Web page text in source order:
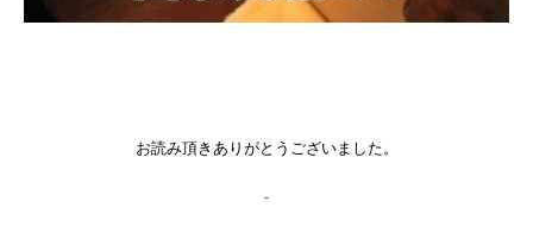
お読み頂きありがとうございました。